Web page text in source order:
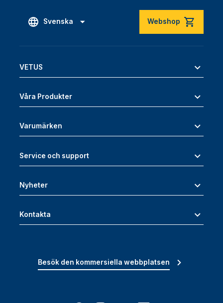
Svenska Webshop
VETUS
Våra Produkter
Varumärken
Service och support
Nyheter
Kontakta
Besök den kommersiella webbplatsen